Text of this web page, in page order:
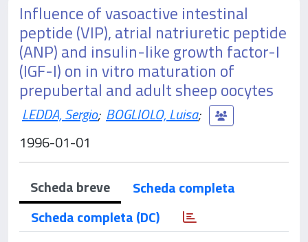
Influence of vasoactive intestinal
peptide (VIP), atrial natriuretic peptide
(ANP) and insulin-like growth factor-I
(IGF-I) on in vitro maturation of
prepubertal and adult sheep oocytes
LEDDA, Sergio; BOGLIOLO, Luisa;
1996-01-01
Scheda breve
Scheda completa
Scheda completa (DC)